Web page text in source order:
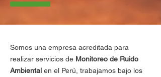
Somos una empresa acreditada para
realizar servicios de Monitoreo de Ruido
Ambiental en el Perú, trabajamos bajo los